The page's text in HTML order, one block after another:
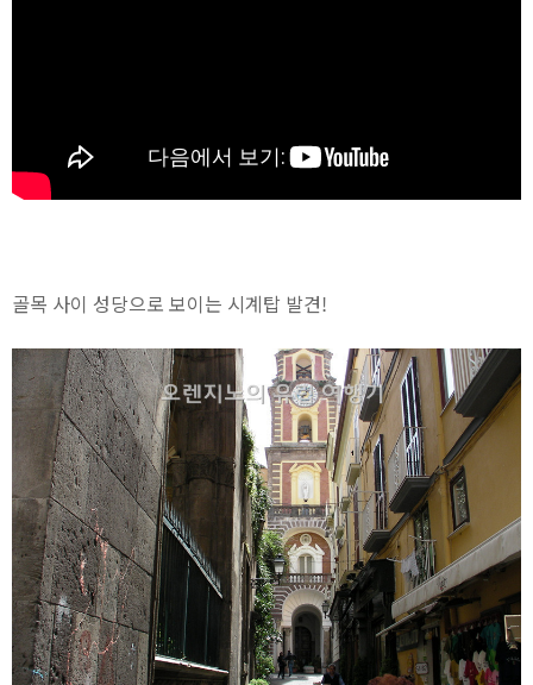
골목 사이 성당으로 보이는 시계탑 발견!